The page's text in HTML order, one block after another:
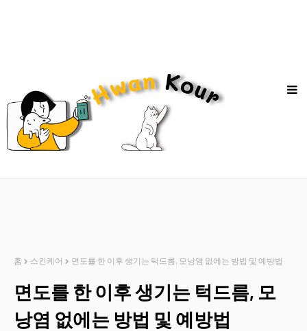
홈 스킨케어 면도를 한 이후 생기는 턱드름, 모낭염 없에는 방법 및 예방법
면도를 한 이후 생기는 턱드름, 모
낭염 없에는 방법 및 예방법